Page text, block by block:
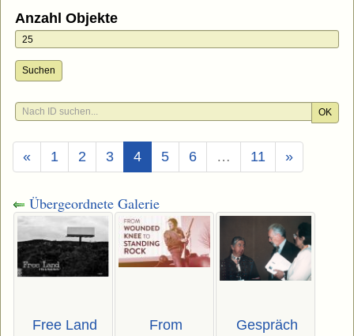
Anzahl Objekte
Suchen
OK
« 1 2 3 4(Aktuell)
5 6 … 11 »
Übergeordnete Galerie
Free Land
From
Gespräch